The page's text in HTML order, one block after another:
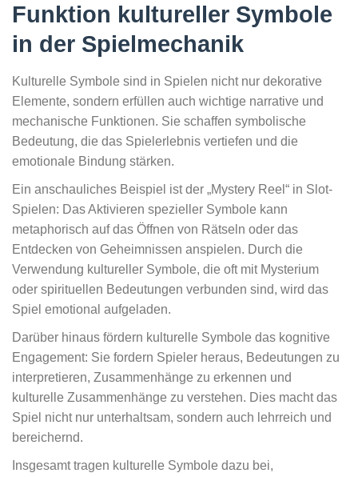
Funktion kultureller Symbole
in der Spielmechanik
Kulturelle Symbole sind in Spielen nicht nur dekorative
Elemente, sondern erfüllen auch wichtige narrative und
mechanische Funktionen. Sie schaffen symbolische
Bedeutung, die das Spielerlebnis vertiefen und die
emotionale Bindung stärken.
Ein anschauliches Beispiel ist der „Mystery Reel“ in Slot-
Spielen: Das Aktivieren spezieller Symbole kann
metaphorisch auf das Öffnen von Rätseln oder das
Entdecken von Geheimnissen anspielen. Durch die
Verwendung kultureller Symbole, die oft mit Mysterium
oder spirituellen Bedeutungen verbunden sind, wird das
Spiel emotional aufgeladen.
Darüber hinaus fördern kulturelle Symbole das kognitive
Engagement: Sie fordern Spieler heraus, Bedeutungen zu
interpretieren, Zusammenhänge zu erkennen und
kulturelle Zusammenhänge zu verstehen. Dies macht das
Spiel nicht nur unterhaltsam, sondern auch lehrreich und
bereichernd.
Insgesamt tragen kulturelle Symbole dazu bei,